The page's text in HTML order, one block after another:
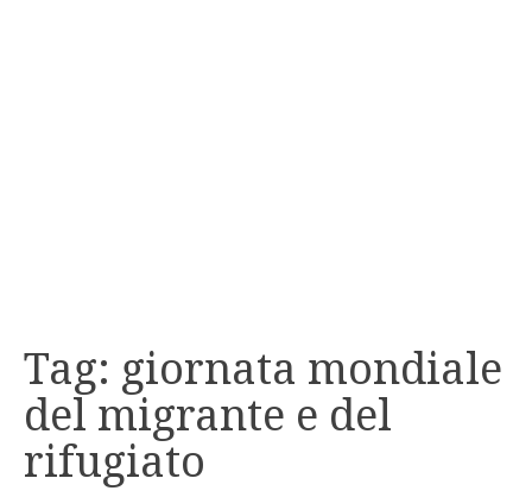
Tag: giornata mondiale
del migrante e del
rifugiato